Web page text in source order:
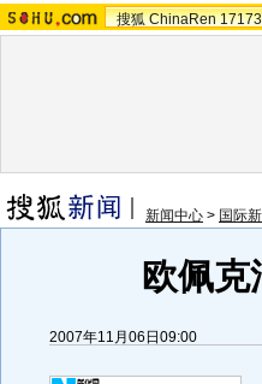
搜狐 ChinaRen 17173
新闻中心 > 国际
欧佩
2007年11月06日09:00